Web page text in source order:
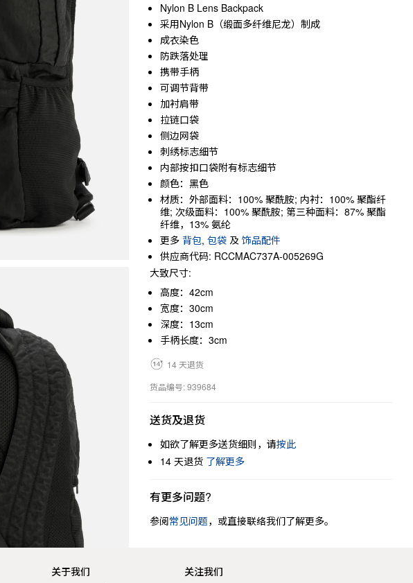
Nylon B Lens Backpack
采用Nylon B（缎面多纤维尼龙）制成
成衣染色
防跌落处理
携带手柄
可调节背带
加衬肩带
拉链口袋
侧边网袋
刺绣标志细节
内部按扣口袋附有标志细节
颜色：黑色
材质：外部面料：100% 聚酰胺; 内衬：100% 聚酯纤
维; 次级面料：100% 聚酰胺; 第三种面料：87% 聚酯
纤维，13% 氨纶
更多 背包, 包袋 及 饰品配件
供应商代码: RCCMAC737A-005269G
大致尺寸:
高度：42cm
宽度：30cm
深度：13cm
手柄长度：3cm
14 天退货
货品编号: 939684
送货及退货
如欲了解更多送货细则，请按此
14 天退货 了解更多
有更多问题?
参阅常见问题，或直接联络我们了解更多。
关于我们
关注我们